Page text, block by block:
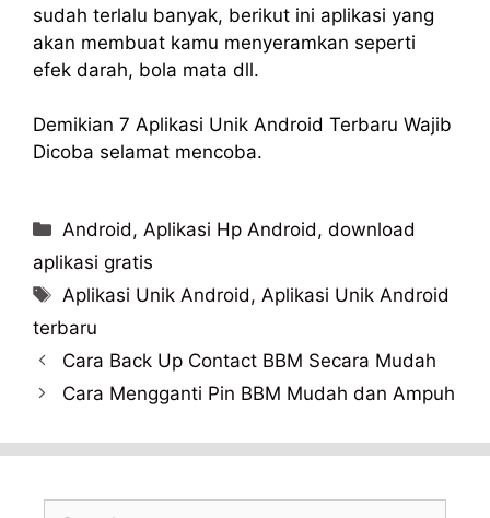
sudah terlalu banyak, berikut ini aplikasi yang
akan membuat kamu menyeramkan seperti
efek darah, bola mata dll.
Demikian 7 Aplikasi Unik Android Terbaru Wajib
Dicoba selamat mencoba.
Categories
Android, Aplikasi Hp Android,download
aplikasi gratis
Tags
Aplikasi Unik Android, Aplikasi Unik Android
terbaru
Cara Back Up Contact BBM Secara Mudah
Cara Mengganti Pin BBM Mudah dan Ampuh